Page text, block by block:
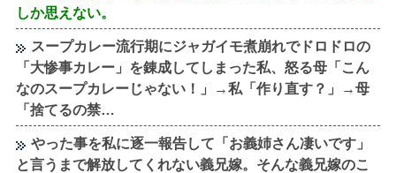
しか思えない。
スープカレー流行期にジャガイモ煮崩れでドロドロの
「大惨事カレー」を錬成してしまった私、怒る母「こん
なのスープカレーじゃない！」→私「作り直す？」→母
「捨てるの禁…
やった事を私に逐一報告して「お義姉さん凄いです」
と言うまで解放してくれない義兄嫁。そんな義兄嫁のこ